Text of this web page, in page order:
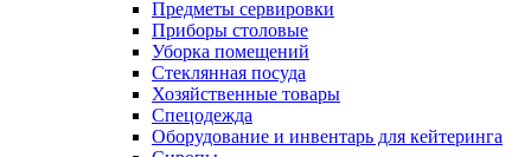
Предметы сервировки
Приборы столовые
Уборка помещений
Стеклянная посуда
Хозяйственные товары
Спецодежда
Оборудование и инвентарь для кейтеринга